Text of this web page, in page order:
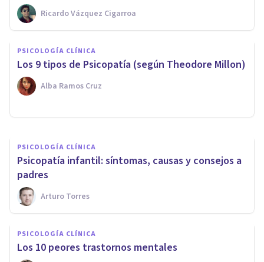
Ricardo Vázquez Cigarroa
PSICOLOGÍA CLÍNICA
​Los 9 tipos de Psicopatía (según Theodore Millon)
Alba Ramos Cruz
¿Puede "curarse" la
psicopatía?
PSICOLOGÍA CLÍNICA
Psicopatía infantil: síntomas, causas y consejos a
padres
Arturo Torres
PSICOLOGÍA CLÍNICA
Los 10 peores trastornos mentales